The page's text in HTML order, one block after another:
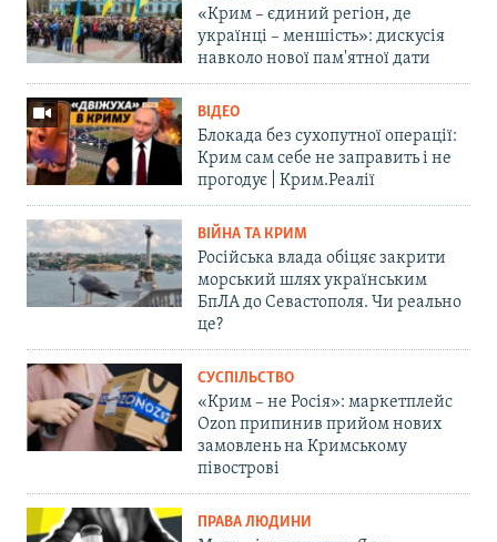
«Крим – єдиний регіон, де
українці – меншість»: дискусія
навколо нової пам'ятної дати
ВІДЕО
Блокада без сухопутної операції:
Крим сам себе не заправить і не
прогодує | Крим.Реалії
ВІЙНА ТА КРИМ
Російська влада обіцяє закрити
морський шлях українським
БпЛА до Севастополя. Чи реально
це?
СУСПІЛЬСТВО
«Крим – не Росія»: маркетплейс
Ozon припинив прийом нових
замовлень на Кримському
півострові
ПРАВА ЛЮДИНИ